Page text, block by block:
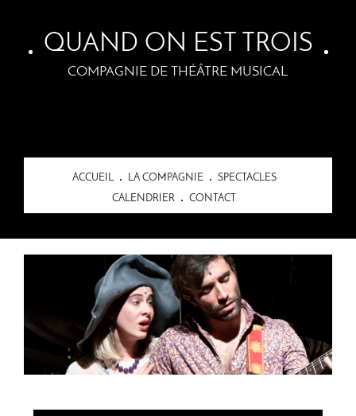
QUAND ON EST TROIS
COMPAGNIE DE THÉÂTRE MUSICAL
ACCUEIL LA COMPAGNIE
SPECTACLES
CALENDRIER
CONTACT